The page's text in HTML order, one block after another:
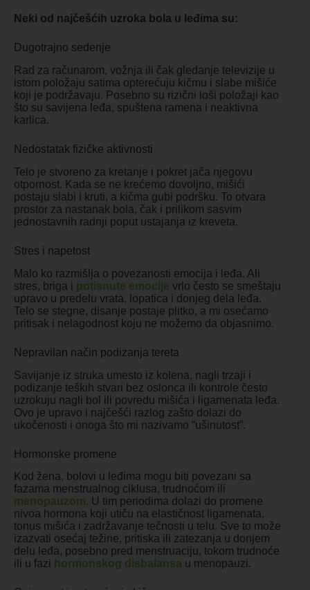
Neki od najčešćih uzroka bola u leđima su:
Dugotrajno sedenje
Rad za računarom, vožnja ili čak gledanje televizije u
istom položaju satima opterećuju kičmu i slabe mišiće
koji je podržavaju. Posebno su rizični loši položaji kao
što su savijena leđa, spuštena ramena i neaktivna
karlica.
Nedostatak fizičke aktivnosti
Telo je stvoreno za kretanje i pokret jača njegovu
otpornost. Kada se ne krećemo dovoljno, mišići
postaju slabi i kruti, a kičma gubi podršku. To otvara
prostor za nastanak bola, čak i prilikom sasvim
jednostavnih radnji poput ustajanja iz kreveta.
Stres i napetost
Malo ko razmišlja o povezanosti emocija i leđa. Ali
stres, briga i potisnute emocije vrlo često se smeštaju
upravo u predelu vrata, lopatica i donjeg dela leđa.
Telo se stegne, disanje postaje plitko, a mi osećamo
pritisak i nelagodnost koju ne možemo da objasnimo.
Nepravilan način podizanja tereta
Savijanje iz struka umesto iz kolena, nagli trzaji i
podizanje teških stvari bez oslonca ili kontrole često
uzrokuju nagli bol ili povredu mišića i ligamenata leđa.
Ovo je upravo i najčešći razlog zašto dolazi do
ukočenosti i onoga što mi nazivamo “ušinutost”.
Hormonske promene
Kod žena, bolovi u leđima mogu biti povezani sa
fazama menstrualnog ciklusa, trudnoćom ili
menopauzom. U tim periodima dolazi do promene
nivoa hormona koji utiču na elastičnost ligamenata,
tonus mišića i zadržavanje tečnosti u telu. Sve to može
izazvati osećaj težine, pritiska ili zatezanja u donjem
delu leđa, posebno pred menstruaciju, tokom trudnoće
ili u fazi hormonskog disbalansa u menopauzi.